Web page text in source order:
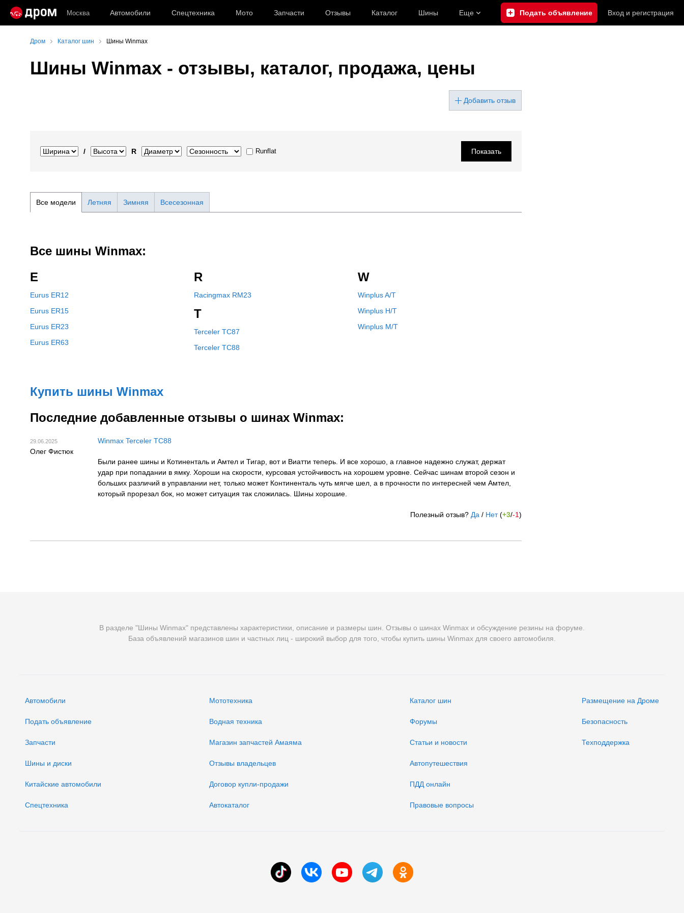
Москва Автомобили Спецтехника Мото Запчасти Отзывы Каталог Шины Еще Подать объявление Вход и регистрация
Дром Каталог шин Шины Winmax
Шины Winmax - отзывы, каталог, продажа, цены
Добавить отзыв
/ R Runflat Показать
Все модели Летняя Зимняя Всесезонная
Все шины Winmax:
E
Eurus ER12
Eurus ER15
Eurus ER23
Eurus ER63
R
Racingmax RM23
T
Terceler TC87
Terceler TC88
W
Winplus A/T
Winplus H/T
Winplus M/T
Купить шины Winmax
Последние добавленные отзывы о шинах Winmax:
29.06.2025
Олег Фистюк
Winmax Terceler TC88
Были ранее шины и Котиненталь и Амтел и Тигар, вот и Виатти теперь. И все хорошо, а главное надежно служат, держат
удар при попадании в ямку. Хороши на скорости, курсовая устойчивость на хорошем уровне. Сейчас шинам второй сезон и
больших различий в управлании нет, только может Континенталь чуть мягче шел, а в прочности по интересней чем Амтел,
который прорезал бок, но может ситуация так сложилась. Шины хорошие.
Полезный отзыв? Да / Нет (+3/-1)
В разделе "Шины Winmax" представлены характеристики, описание и размеры шин. Отзывы о шинах Winmax и обсуждение резины на форуме.
База объявлений магазинов шин и частных лиц - широкий выбор для того, чтобы купить шины Winmax для своего автомобиля.
Автомобили
Подать объявление
Запчасти
Шины и диски
Китайские автомобили
Спецтехника
Мототехника
Водная техника
Магазин запчастей Амаяма
Отзывы владельцев
Договор купли-продажи
Автокаталог
Каталог шин
Форумы
Статьи и новости
Автопутешествия
ПДД онлайн
Правовые вопросы
Размещение на Дроме
Безопасность
Техподдержка